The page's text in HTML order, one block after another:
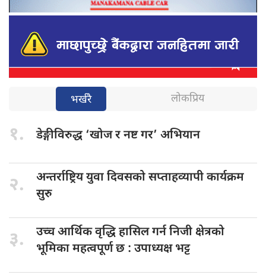
भर्खरै लोकप्रिय
१. डेङ्गीविरुद्ध ‘खोजर नष्ट गर’ अभियान
२. अन्तर्राष्ट्रिय युवादिवसको सप्ताहव्यापी कार्यक्रम
सुरु
३. उच्च आर्थिकवृद्धि हासिल गर्न निजी क्षेत्रको
भूमिका महत्वपूर्ण छ : उपाध्यक्ष भट्ट